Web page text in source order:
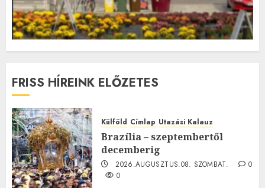
FRISS HÍREINK ELŐZETES
Külföld Címlap Utazási Kalauz
Brazília – szeptembertől
decemberig
2026.AUGUSZTUS.08. SZOMBAT.
0
0